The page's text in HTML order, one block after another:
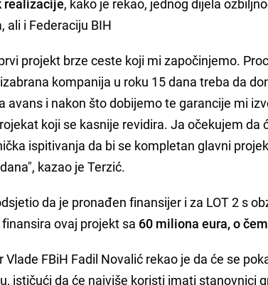
ali i Federaciju BIH
projekt brze ceste koji mi započinjemo.
kompanija u roku 15 dana treba da
avans i nakon što dobijemo te garancije mi
koji se kasnije revidira. Ja očekujem da
ispitivanja da bi se kompletan glavni
kazao je Terzić.
da je pronađen finansijer i za LOT 2 s
ovaj projekt sa 60 miliona eura, o
Vlade FBiH Fadil Novalić rekao je da će se
ističući da će najviše koristi imati stanovnici